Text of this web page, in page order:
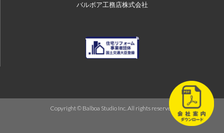
バルボア工務店株式会社
Copyright © Balboa Studio Inc. All rights reserved